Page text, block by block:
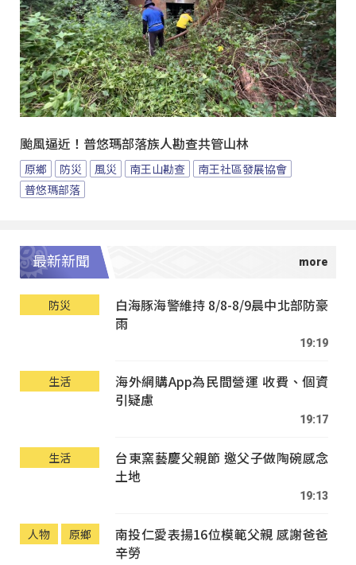
颱風逼近！普悠瑪部落族人勘查共管山林
原鄉 防災 風災 南王山勘查
南王社區發展協會
普悠瑪部落
最新新聞
防災
白海豚海警維持 8/8-8/9晨中北部防豪
雨
19:19
生活
海外網購App為民間營運 收費、個資
引疑慮
19:17
生活
台東窯藝慶父親節 邀父子做陶碗感念
土地
19:13
人物 原鄉
南投仁愛表揚16位模範父親 感謝爸爸
辛勞